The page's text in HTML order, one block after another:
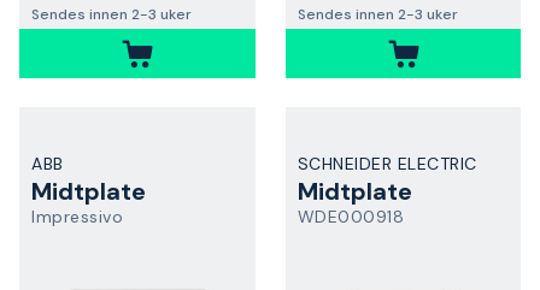
Sendes innen 2-3 uker Sendes innen 2-3 uker
ABB
Midtplate
Impressivo
SCHNEIDER ELECTRIC
Midtplate
WDE000918